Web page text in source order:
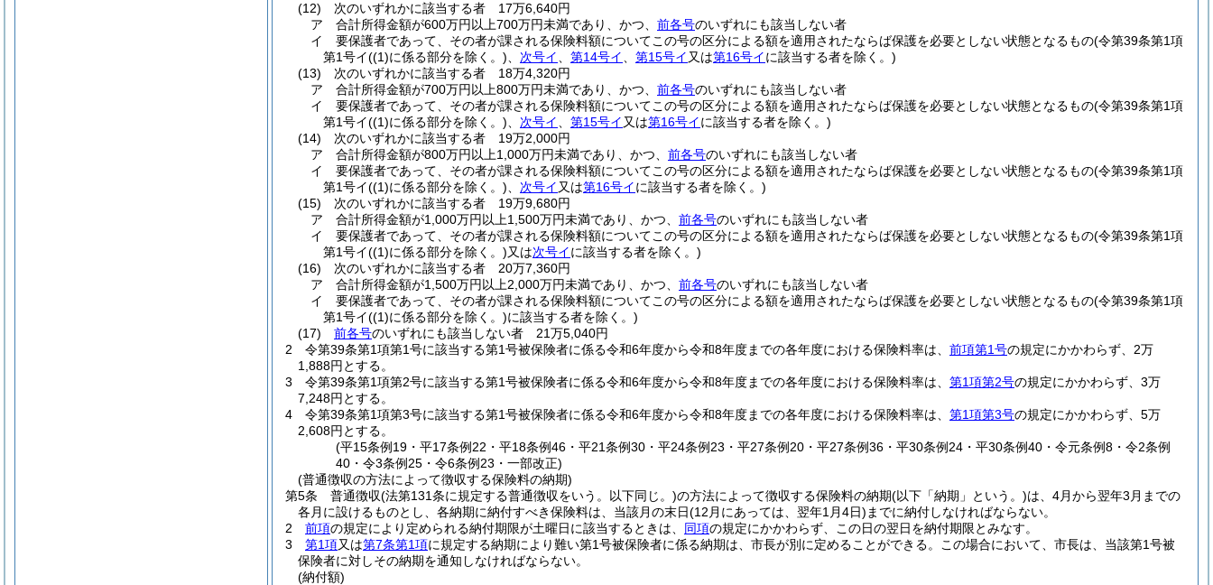
(12)
次のいずれかに該当する者 17万6,640円
ア
合計所得金額が600万円以上700万円未満であり、かつ、 前各号のいずれにも該当しない者
イ
要保護者であって、その者が課される保険料額についてこの号の区分による額を適用されたならば保護を必要としない状態となるもの(令第39条第1項
第1号イ((1)に係る部分を除く。) 次号イ 第14号イ 第15号イ 又は第16号イに該当する者を除く。)
(13)
次のいずれかに該当する者 18万4,320円
ア
合計所得金額が700万円以上800万円未満であり、かつ、 前各号のいずれにも該当しない者
イ
要保護者であって、その者が課される保険料額についてこの号の区分による額を適用されたならば保護を必要としない状態となるもの(令第39条第1項
第1号イ((1)に係る部分を除く。) 次号イ 第15号イ 又は第16号イに該当する者を除く。)
(14)
次のいずれかに該当する者 19万2,000円
ア
合計所得金額が800万円以上1,000万円未満であり、かつ、 前各号のいずれにも該当しない者
イ
要保護者であって、その者が課される保険料額についてこの号の区分による額を適用されたならば保護を必要としない状態となるもの(令第39条第1項
第1号イ((1)に係る部分を除く。) 次号イ 又は第16号イに該当する者を除く。)
(15)
次のいずれかに該当する者 19万9,680円
ア
合計所得金額が1,000万円以上1,500万円未満であり、かつ、 前各号のいずれにも該当しない者
イ
要保護者であって、その者が課される保険料額についてこの号の区分による額を適用されたならば保護を必要としない状態となるもの(令第39条第1項
第1号イ((1)に係る部分を除く。)又は次号イに該当する者を除く。)
(16)
次のいずれかに該当する者 20万7,360円
ア
合計所得金額が1,500万円以上2,000万円未満であり、かつ、 前各号のいずれにも該当しない者
イ
要保護者であって、その者が課される保険料額についてこの号の区分による額を適用されたならば保護を必要としない状態となるもの(令第39条第1項
第1号イ((1)に係る部分を除く。)に該当する者を除く。)
(17)
前各号のいずれにも該当しない者 21万5,040円
2
令第39条第1項第1号に該当する第1号被保険者に係る令和6年度から令和8年度までの各年度における保険料率は、 前項第1号の規定にかかわらず、2万
1,888円とする。
3
令第39条第1項第2号に該当する第1号被保険者に係る令和6年度から令和8年度までの各年度における保険料率は、 第1項第2号の規定にかかわらず、3万
7,248円とする。
4
令第39条第1項第3号に該当する第1号被保険者に係る令和6年度から令和8年度までの各年度における保険料率は、 第1項第3号の規定にかかわらず、5万
2,608円とする。
(平15条例19・平17条例22・平18条例46・平21条例30・平24条例23・平27条例20・平27条例36・平30条例24・平30条例40・令元条例8・令2条例
40・令3条例25・令6条例23・一部改正)
(普通徴収の方法によって徴収する保険料の納期)
第5条
普通徴収(法第131条に規定する普通徴収をいう。以下同じ。)の方法によって徴収する保険料の納期(以下「納期」という。)は、4月から翌年3月までの
各月に設けるものとし、各納期に納付すべき保険料は、当該月の末日(12月にあっては、翌年1月4日) までに納付しなければならない。
2
前項の規定により定められる納付期限が土曜日に該当するときは、 同項の規定にかかわらず、この日の翌日を納付期限とみなす。
3
第1項又は第7条第1項に規定する納期により難い第1号被保険者に係る納期は、市長が別に定めることができる。
この場合において、市長は、当該第1号被
保険者に対しその納期を通知しなければならない。
(納付額)